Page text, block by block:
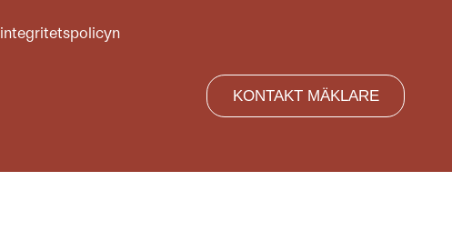
integritetspolicyn